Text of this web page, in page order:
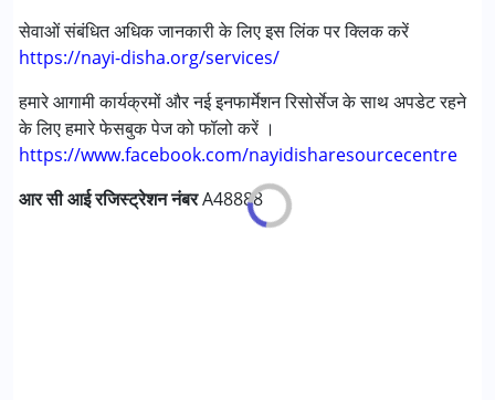
सेवाओं संबंधित अधिक जानकारी के लिए इस लिंक पर क्लिक करें
https://nayi-disha.org/services/
हमारे आगामी कार्यक्रमों और नई इनफार्मेशन रिसोर्सेज के साथ अपडेट रहने
के लिए हमारे फेसबुक पेज को फॉलो करें ।
https://www.facebook.com/nayidisharesourcecentre
आर सी आई रजिस्ट्रेशन नंबरA48888
लिंगलड़के, लड़कियाँ